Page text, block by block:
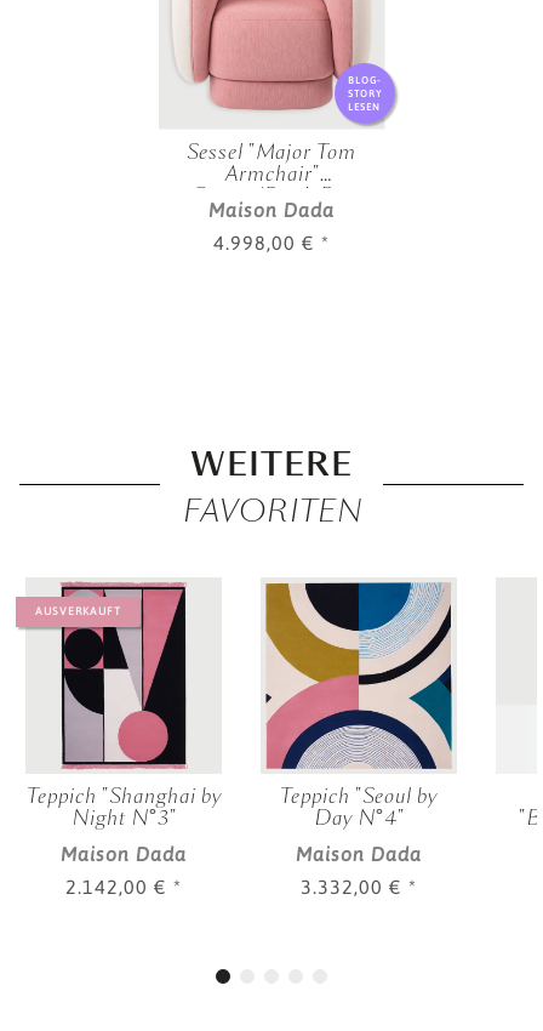
BLOG-
STORY
LESEN
Sessel "Major Tom
Armchair"
Creme/Rosé-Rot
Maison Dada
4.998,00 € *
WEITERE
FAVORITEN
AUSVERKAUFT
Teppich "Shanghai by
Night N°3"
Maison Dada
2.142,00 € *
Teppich "Seoul by
Day N°4"
Maison Dada
3.332,00 € *